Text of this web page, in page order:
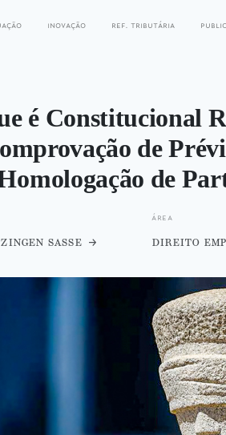
inovação ref. tributária
é Constitucional
de
de
sasse
área
direito